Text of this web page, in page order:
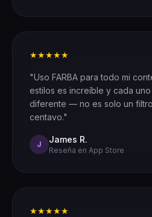
★★★★★
"Uso FARBA para todo mi
estilos es increíble y cada
diferente — no es solo un
centavo."
J James R.
Reseña en App Store
★★★★★